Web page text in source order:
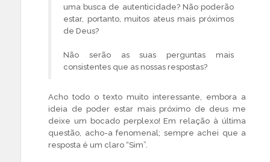
uma busca de autenticidade? Não poderão
estar, portanto, muitos ateus mais próximos
de Deus?
Não serão as suas perguntas mais
consistentes que as nossas respostas?
Acho todo o texto muito interessante, embora a
ideia de poder estar mais próximo de deus me
deixe um bocado perplexo! Em relação à última
questão, acho-a fenomenal; sempre achei que a
resposta é um claro “Sim”.